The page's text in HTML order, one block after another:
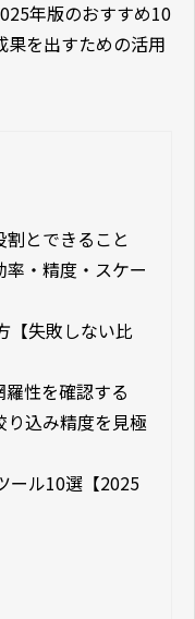
年版のおすすめ10
果を出すための活用
とできること
・精度・スケー
【失敗しない比
性を確認する
込み精度を見極
ール10選【2025